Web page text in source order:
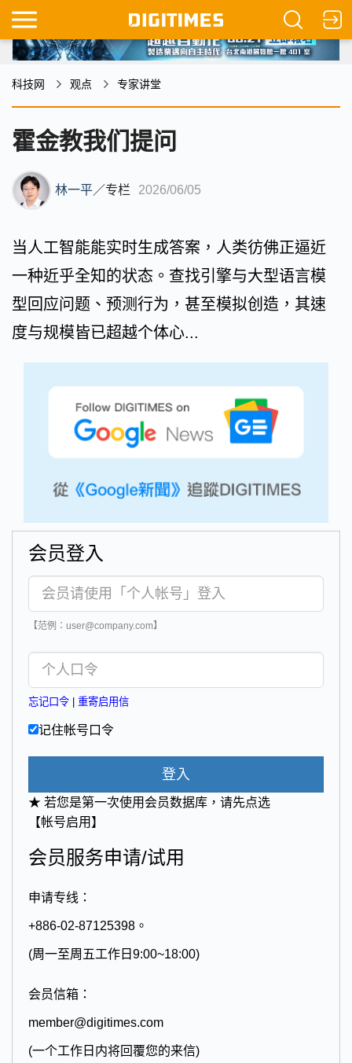
科技网 观点 专家讲堂
霍金教我们提问
林一平／专栏 2026/06/05
当人工智能能实时生成答案，人类彷佛正逼近
一种近乎全知的状态。查找引擎与大型语言模
型回应问题、预测行为，甚至模拟创造，其速
度与规模皆已超越个体心...
会员登入
【范例：user@company.com】
忘记口令 重寄启用信
记住帐号口令
登入
★ 若您是第一次使用会员数据库，请先点选
【帐号启用】
会员服务申请/试用
申请专线：
+886-02-87125398。
(周一至周五工作日9:00~18:00)
会员信箱：
member@digitimes.com
(一个工作日内将回覆您的来信)